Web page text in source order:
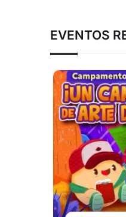
EVENTOS